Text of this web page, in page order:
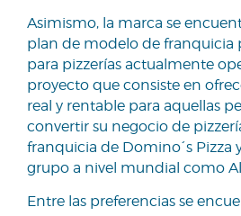
Asimismo, la marca se
plan de modelo de franquicia
para pizzerías actualmente
proyecto que consiste en
real y rentable para aquellas
convertir su negocio de
franquicia de Domino´s Pizza
grupo a nivel mundial como
Entre las preferencias se